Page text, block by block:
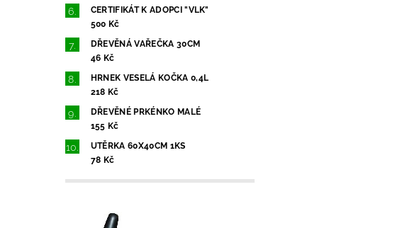
CERTIFIKÁT K ADOPCI "VLK"
500 Kč
DŘEVĚNÁ VAŘEČKA 30CM
46 Kč
HRNEK VESELÁ KOČKA 0,4L
218 Kč
DŘEVĚNÉ PRKÉNKO MALÉ
155 Kč
UTĚRKA 60X40CM 1KS
78 Kč